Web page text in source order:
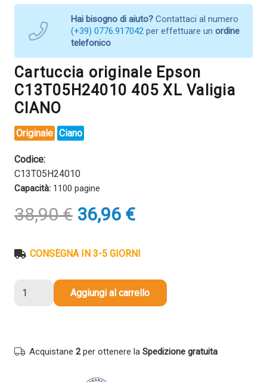
Hai bisogno di aiuto? Contattaci al numero
(+39) 0776.917042 per effettuare un ordine
telefonico
Cartuccia originale Epson
C13T05H24010 405 XL Valigia
CIANO
Originale Ciano
Codice:
C13T05H24010
Capacità: 1100 pagine
38,90€ Il
prezzo
era:
36,96 €Il
prezzo
è:
CONSEGNA IN 3-5 GIORNI
XL
Aggiungi al carrello
Acquistane 2per ottenere la Spedizione gratuita